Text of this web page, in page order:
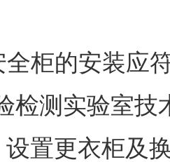
全柜的安装应
检测实验室
置更衣柜及